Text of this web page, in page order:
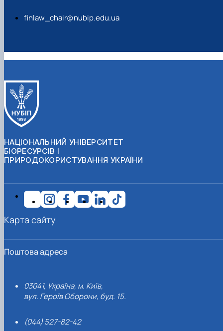
finlaw_chair@nubip.edu.ua
НАЦІОНАЛЬНИЙ УНІВЕРСИТЕТ
БІОРЕСУРСІВ І
ПРИРОДОКОРИСТУВАННЯ УКРАЇНИ
Поштова адреса
03041, Україна, м. Київ,
вул. Героїв Оборони, буд. 15.
(044) 527-82-42
Карта сайту